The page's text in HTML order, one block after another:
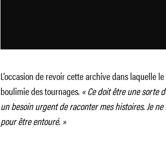
L’occasion de revoir cette archive dans laquelle
boulimie des tournages. « Ce doit être une sorte
un besoin urgent de raconter mes histoires. Je
pour être entouré. »